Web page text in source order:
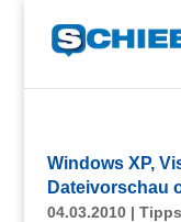
Windows XP,
Dateivorschau
04.03.2010| Tipps